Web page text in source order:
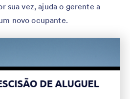
sua vez, ajuda o gerente a
novo ocupante.